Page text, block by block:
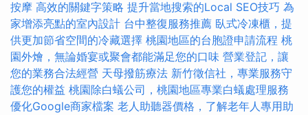
按摩 高效的關鍵字策略 提升當地搜索的Local SEO技巧 為
家增添亮點的室內設計 台中整復服務推薦 臥式冷凍櫃，提
供更加節省空間的冷藏選擇 桃園地區的台胞證申請流程 桃
園外燴，無論婚宴或聚會都能滿足您的口味 營業登記，讓
您的業務合法經營 天母撥筋療法 新竹徵信社，專業服務守
護您的權益 桃園除白蟻公司，桃園地區專業白蟻處理服務
優化Google商家檔案 老人助聽器價格，了解老年人專用助